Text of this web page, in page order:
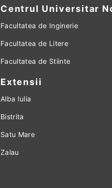
Centrul Universitar
Facultatea de Inginerie
Facultatea de Litere
Facultatea de Stiinte
Extensii
Alba Iulia
Bistrita
Satu Mare
Zalau